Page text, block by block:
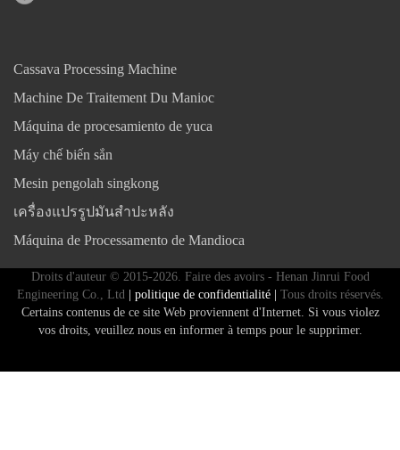
Cassava Processing Machine
Machine De Traitement Du Manioc
Máquina de procesamiento de yuca
Máy chế biến sắn
Mesin pengolah singkong
เครื่องแปรรูปมันสำปะหลัง
Máquina de Processamento de Mandioca
Droits d'auteur © 2015-2026. Faire des avoirs - Henan Jinrui Food
Engineering Co., Ltd | politique de confidentialité | Tous droits réservés.
Certains contenus de ce site Web proviennent d'Internet. Si vous violez
vos droits, veuillez nous en informer à temps pour le supprimer.